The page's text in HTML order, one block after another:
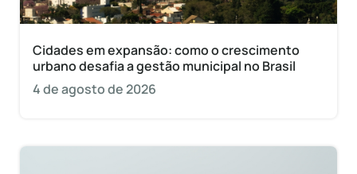
Cidades em expansão: como o crescimento
urbano desafia a gestão municipal no Brasil
4 de agosto de 2026